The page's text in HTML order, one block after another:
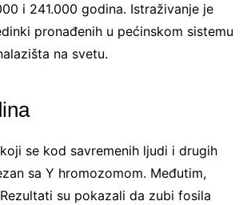
i 241.000 godina. Istraživanje je
pronađenih u pećinskom sistemu
na svetu.
se kod savremenih ljudi i drugih
sa Y hromozomom. Međutim,
su pokazali da zubi fosila